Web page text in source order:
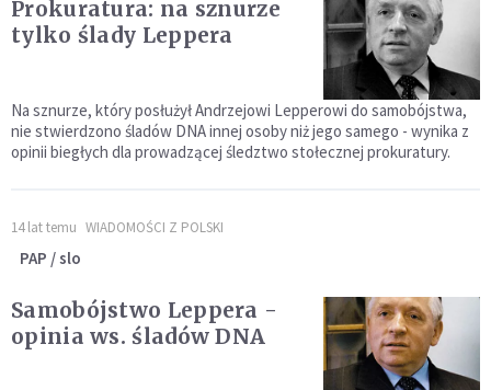
Prokuratura: na sznurze
tylko ślady Leppera
Na sznurze, który posłużył Andrzejowi Lepperowi do samobójstwa,
nie stwierdzono śladów DNA innej osoby niż jego samego - wynika z
opinii biegłych dla prowadzącej śledztwo stołecznej prokuratury.
14 lat temu WIADOMOŚCI Z POLSKI
PAP / slo
Samobójstwo Leppera -
opinia ws. śladów DNA